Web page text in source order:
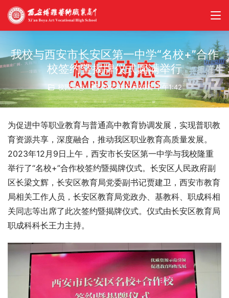
我校与西安市长安区第一中学“名校+”合作
校签约暨揭牌仪式圆满举行
校园动态 2023年12月23日 下午1:42
为促进中等职业教育与普通高中教育协调发展，实现普职教
育资源共享，深度融合，推动我区职业教育高质量发展。
2023年12月9日上午，西安市长安区第一中学与我校隆重
举行了“名校+”合作校签约暨揭牌仪式。长安区人民政府副
区长梁文辉，长安区教育局党委副书记贾建卫，西安市教育
局相关工作人员，长安区教育局党政办、基教科、职成科相
关同志等出席了此次签约暨揭牌仪式。仪式由长安区教育局
职成科科长王力主持。